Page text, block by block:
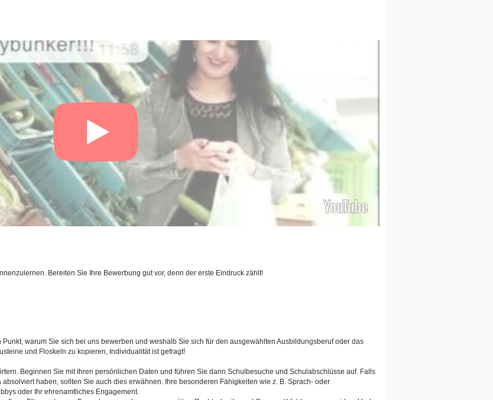
Bereiten Sie Ihre Bewerbung gut vor, denn der erste Eindruck zählt!
warum Sie sich bei uns bewerben und weshalb Sie sich für den ausgewählten Ausbildungsberuf oder das
und Floskeln zu kopieren, Individualität ist gefragt!
Beginnen Sie mit Ihren persönlichen Daten und führen Sie dann Schulbesuche und Schulabschlüsse auf. Falls
haben, sollten Sie auch dies erwähnen. Ihre besonderen Fähigkeiten wie z. B. Sprach- oder
oder Ihr ehrenamtliches Engagement.